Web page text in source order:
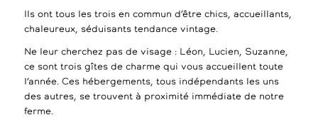
Ils ont tous les trois en commun d’être chics, accueillants,
chaleureux, séduisants tendance vintage.
Ne leur cherchez pas de visage : Léon, Lucien, Suzanne,
ce sont trois gîtes de charme qui vous accueillent toute
l’année. Ces hébergements, tous indépendants les uns
des autres, se trouvent à proximité immédiate de notre
ferme.